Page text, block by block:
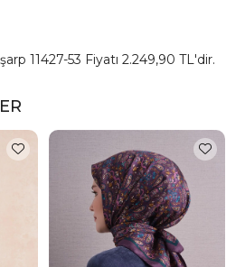
11427-53 Fiyatı 2.249,90 TL'dir.